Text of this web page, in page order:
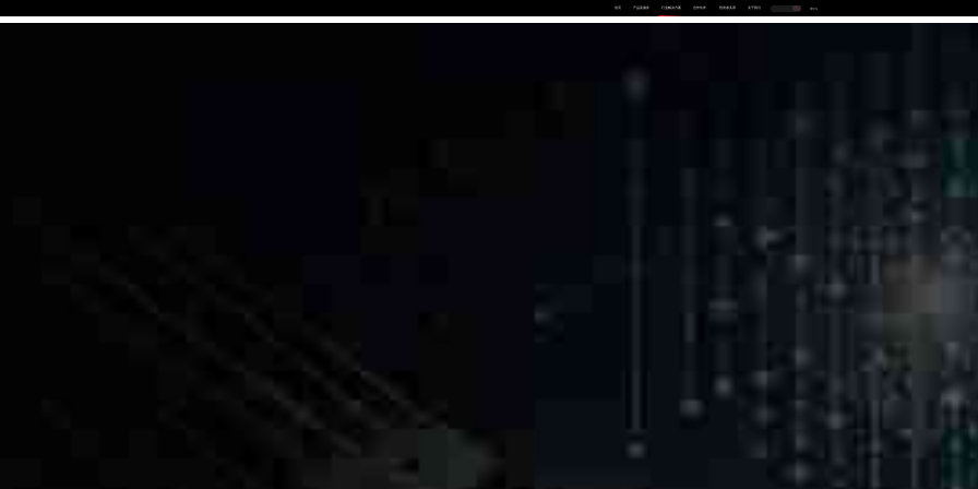
首页 产品及服务 行业解决方案 合作伙伴 投资者关系 关于我们 中EN